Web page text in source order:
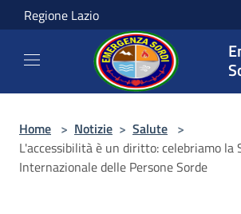
Salta al contenuto principale
Regione Lazio
Home > Notizie > Salute >
L'accessibilità è un diritto: celebriamo la
Internazionale delle Persone Sorde